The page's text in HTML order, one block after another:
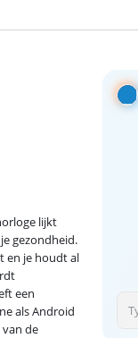
lijkt
gezondheid.
en je houdt al
een
als Android
de